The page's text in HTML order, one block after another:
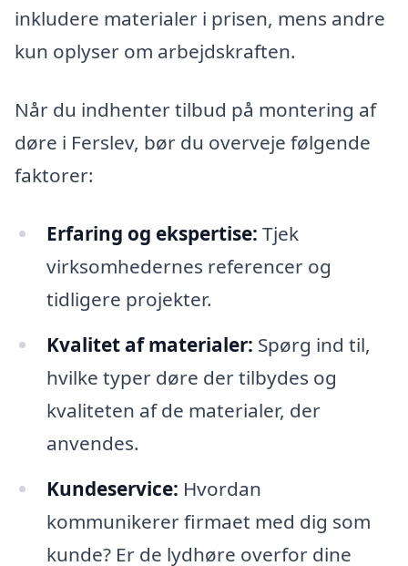
inkludere materialer i prisen, mens andre
kun oplyser om arbejdskraften.
Når du indhenter tilbud på montering af
døre i Ferslev, bør du overveje følgende
faktorer:
Erfaring og ekspertise: Tjek
virksomhedernes referencer og
tidligere projekter.
Kvalitet af materialer: Spørg ind til,
hvilke typer døre der tilbydes og
kvaliteten af de materialer, der
anvendes.
Kundeservice: Hvordan
kommunikerer firmaet med dig som
kunde? Er de lydhøre overfor dine